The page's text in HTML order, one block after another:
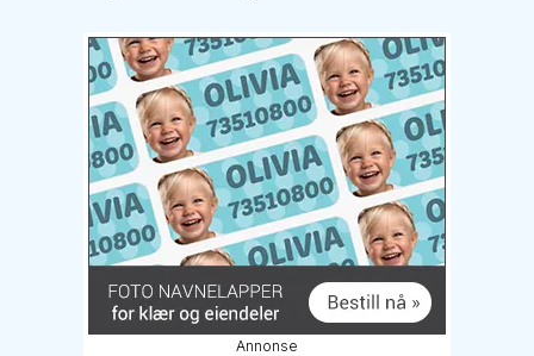
Annonse